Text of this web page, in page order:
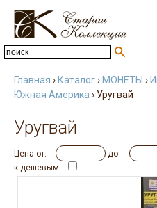
Главная › Каталог› МОНЕТЫ ›
Южная Америка › Уругвай
Уругвай
Цена от: до:
к дешевым: